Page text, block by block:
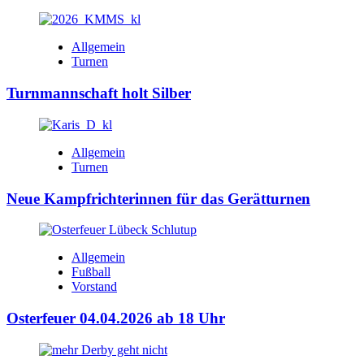
Allgemein
Turnen
Turnmannschaft holt Silber
Allgemein
Turnen
Neue Kampfrichterinnen für das Gerätturnen
Allgemein
Fußball
Vorstand
Osterfeuer 04.04.2026 ab 18 Uhr